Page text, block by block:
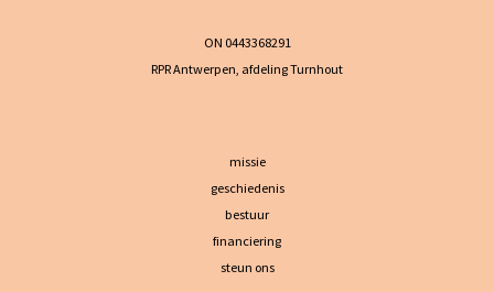
ON 0443368291
RPR Antwerpen, afdeling Turnhout
missie
geschiedenis
bestuur
financiering
steun ons